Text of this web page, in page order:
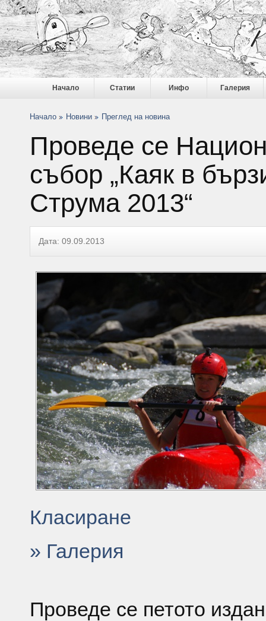
Начало Статии Инфо Галерия
Начало Новини Преглед на новина
Проведе се
събор „Каяк в
Струма 2013“
Дата: 09.09.2013
Класиране
» Галерия
Проведе се петото